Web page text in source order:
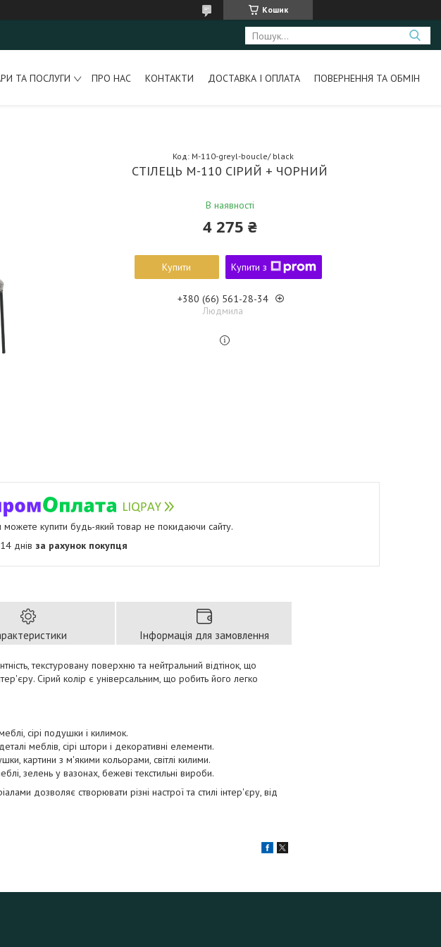
Кошик
ТА ПОСЛУГИ ПРО НАС КОНТАКТИ ДОСТАВКА І ОПЛАТА ПОВЕРНЕННЯ ТА ОБМІН
СТІЛЕЦЬ M-110 СІРИЙ + ЧОРНИЙ
В наявності
Код: M-110-greyl-boucle/ black
4 275 ₴
Купити Купити з
+380 (66) 561-28-34
Людмила
можете купити будь-який товар не покидаючи сайту.
днів за рахунок покупця
Інформація для замовлення
текстуровану поверхню та нейтральний відтінок, що
Сірий колір є універсальним, що робить його легко
меблі, сірі подушки і килимок.
меблів, сірі штори і декоративні елементи.
картини з м'якими кольорами, світлі килими.
зелень у вазонах, бежеві текстильні вироби.
дозволяє створювати різні настрої та стилі інтер'єру, від